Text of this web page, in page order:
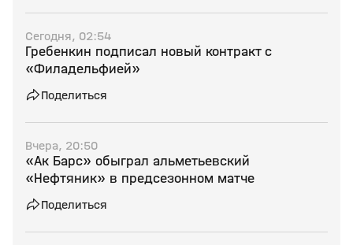
Сегодня, 02:54
Гребенкин подписал новый контракт с
«Филадельфией»
Поделиться
Вчера, 20:50
«Ак Барс» обыграл альметьевский
«Нефтяник» в предсезонном матче
Поделиться